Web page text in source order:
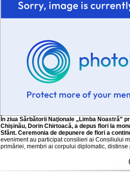
În ziua Sărbătorii Naţionale „Limba Noastră”
Chişinău, Dorin Chirtoacă, a depus flori la
Sfânt. Ceremonia de depunere de flori a
eveniment au participat consilieri ai Consiliului
primăriei, membri ai corpului diplomatic, distinse